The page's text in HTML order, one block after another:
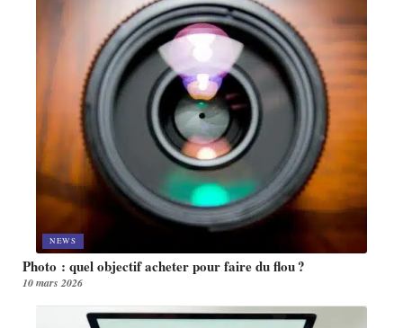
NEWS
Photo : quel objectif acheter pour faire du flou ?
10 mars 2026